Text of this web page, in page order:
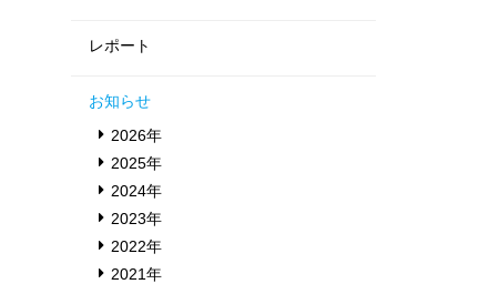
レポート
お知らせ
2026年
2025年
2024年
2023年
2022年
2021年